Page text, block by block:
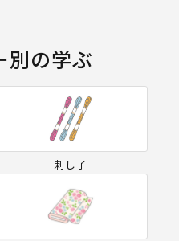
別の学ぶ
刺し子